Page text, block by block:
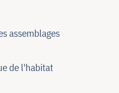
assemblages
de l'habitat